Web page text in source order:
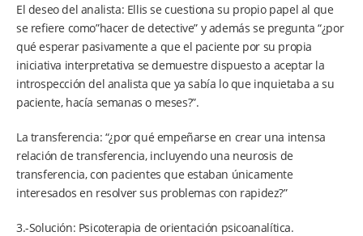
El deseo del analista: Ellis se cuestiona su propio papel al que
se refiere como”hacer de detective” y además se pregunta “¿por
qué esperar pasivamente a que el paciente por su propia
iniciativa interpretativa se demuestre dispuesto a aceptar la
introspección del analista que ya sabía lo que inquietaba a su
paciente, hacía semanas o meses?”.
La transferencia: “¿por qué empeñarse en crear una intensa
relación de transferencia, incluyendo una neurosis de
transferencia, con pacientes que estaban únicamente
interesados en resolver sus problemas con rapidez?”
3.-Solución: Psicoterapia de orientación psicoanalítica.